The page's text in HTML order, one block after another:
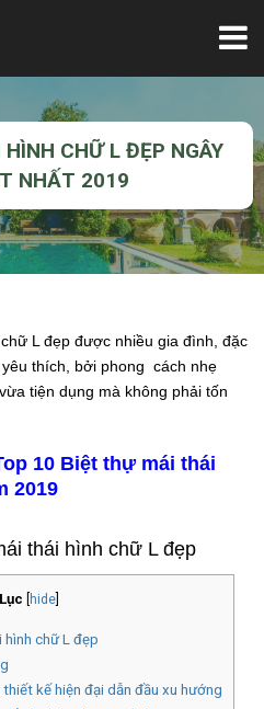
CHỮ L ĐẸP NGÂY
NHẤT 2019
L đẹp được nhiều gia đình, đặc
thích, bởi phong cách nhẹ
tiện dụng mà không phải tốn
10 Biệt thự mái thái
2019
thái hình chữ L đẹp
hide]
hình chữ L đẹp
kế hiện đại dẫn đầu xu hướng